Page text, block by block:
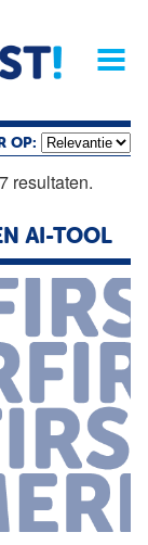
OP:
resultaten.
AI-TOOL